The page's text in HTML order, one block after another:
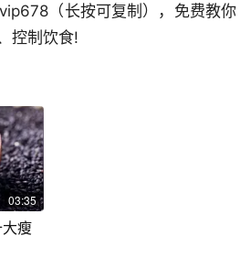
（长按可复制），免费教你
控制饮食!
03:35
瘦